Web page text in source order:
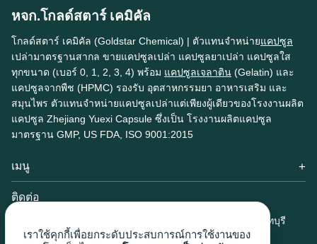
หจก.โกลด์สตาร์ เคมิคัล
โกลด์สตาร์ เคมิคัล (Goldstar Chemical) | ตัวแทนจำหน่ายแคปซูล
เปล่ามาตรฐานสากล ขายแคปซูลเปล่า แคปซูลยาเปล่า แคปซูลใส
ทุกขนาด (เบอร์ 0, 1, 2, 3, 4) พร้อม แคปซูลเจลาติน (Gelatin) และ
แคปซูลจากพืช (HPMC) รองรับ อุตสาหกรรมยา อาหารเสริม และ
สมุนไพร ตัวแทนจำหน่ายแคปซูลเปล่าแต่เพียงผู้เดียวของโรงงานผลิต
แคปซูล Zhejiang Yuexi Capsule ซึ่งเป็น โรงงานผลิตแคปซูล
มาตรฐาน GMP, US FDA, ISO 9001:2015
เมนู
หน้าแรก
เกี่ยวกับเรา
ติดต่อ
42/9 หมู่ที่ 7 ตำบลละหาร อำเภอบางบัวทอง จังหวัดนนทบุรี
11110
เราใช้คุกกี้เพื่อยกระดับประสบการณ์การใช้งานของ